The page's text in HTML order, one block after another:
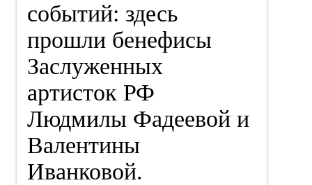
событий: здесь
прошли бенефисы
Заслуженных
артисток РФ
Людмилы Фадеевой и
Валентины
Иванковой.